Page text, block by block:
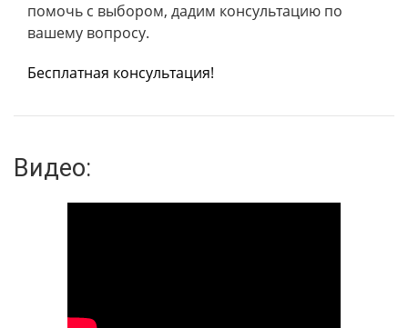
помочь с выбором, дадим консультацию по
вашему вопросу.
Бесплатная консультация!
Видео: